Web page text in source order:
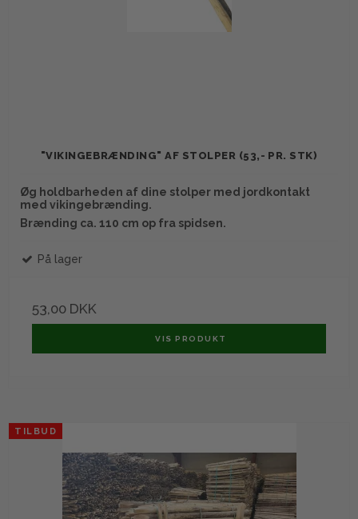
"VIKINGEBRÆNDING" AF STOLPER (53,- PR. STK)
Øg holdbarheden af dine stolper med jordkontakt
med vikingebrænding.
Brænding ca. 110 cm op fra spidsen.
På lager
53,00 DKK
VIS PRODUKT
TILBUD